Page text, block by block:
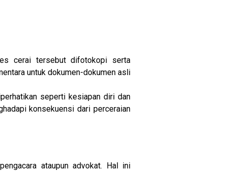
cerai tersebut difotokopi serta
untuk dokumen-dokumen asli
seperti kesiapan diri dan
konsekuensi dari perceraian
ataupun advokat. Hal ini